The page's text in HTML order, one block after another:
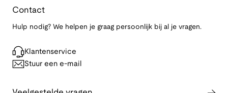
Contact
Hulp nodig? We helpen je graag persoonlijk bij al je vragen.
Klantenservice
Stuur een e-mail